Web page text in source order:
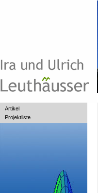
Artikel
Projektliste